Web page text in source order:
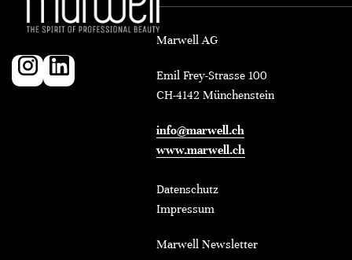
Marwell AG
Emil Frey-Strasse 100
CH-4142 Münchenstein
info@marwell.ch
www.marwell.ch
Datenschutz
Impressum
Marwell Newsletter